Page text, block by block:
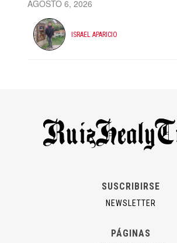
AGOSTO 6, 2026
ISRAEL APARICIO
SUSCRIBIRSE
NEWSLETTER
PÁGINAS